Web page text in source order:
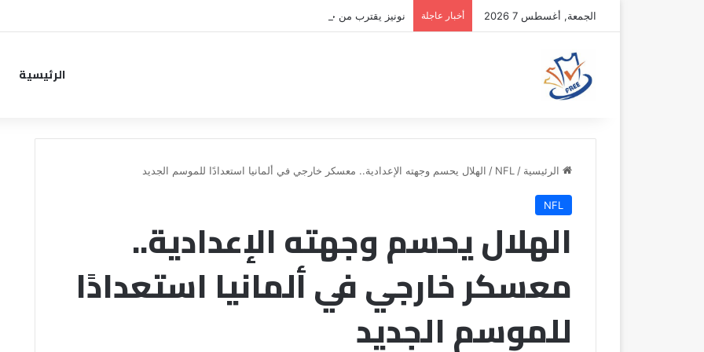
الجمعة, أغسطس 7 2026 أخبار عاجلة نونيز يقترب من خطوة جديدة بموافقة الهلال
الرئيسية
الرئيسية /
NFL
/ الهلال يحسم وجهته الإعدادية.. معسكر خارجي في ألمانيا استعدادًا للموسم الجديد
NFL
الهلال يحسم وجهته الإعدادية..
معسكر خارجي في ألمانيا استعدادًا
للموسم الجديد